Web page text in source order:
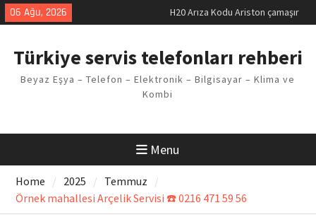
Skip
to
06 Ağu, 2026
LG kombi E2 Arızası Çözümü
Arçelik buzdolabı F5 Hatası
Vaillant çamaşır makinesi E03
Ferroli klima E3 Arızası Çözümü
Türkiye servis telefonları rehberi
Beyaz Eşya – Telefon – Elektronik – Bilgisayar – Klima ve
Kombi
Menu
Home 2025
Temmuz
Örnek mahallesi Arçelik Servisi ☎️ 0216 471 59 56